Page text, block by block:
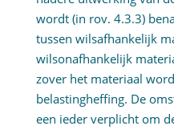
wordt (in rov. 4.3.3)
tussen wilsafhankelijk
wilsonafhankelijk
zover het materiaal
belastingheffing. De
een ieder verplicht om